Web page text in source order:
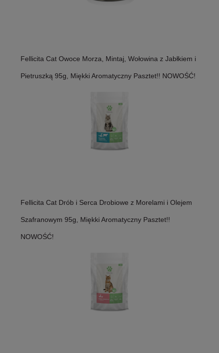
Fellicita Cat Owoce Morza, Mintaj, Wołowina z Jabłkiem i
Pietruszką 95g, Miękki Aromatyczny Pasztet!! NOWOŚĆ!
Fellicita Cat Drób i Serca Drobiowe z Morelami i Olejem
Szafranowym 95g, Miękki Aromatyczny Pasztet!!
NOWOŚĆ!